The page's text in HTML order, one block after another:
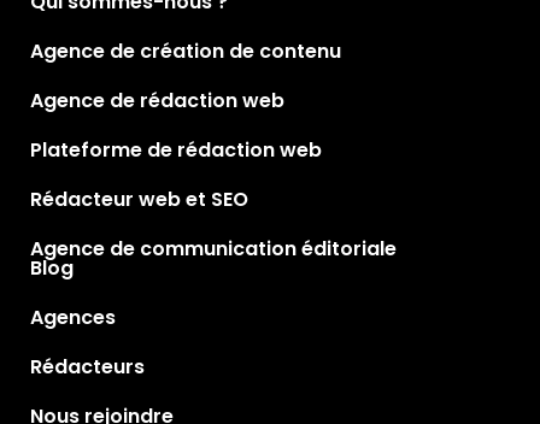
Agence de création de contenu
Agence de rédaction web
Plateforme de rédaction web
Rédacteur web et SEO
Agence de communication éditoriale
Blog
Agences
Rédacteurs
Nous rejoindre